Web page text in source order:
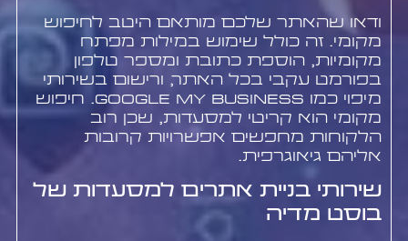
ודאו שהאתר שלכם מותאם היטב לחיפוש
מקומי. זה כולל שימוש במילות מפתח
מקומיות, הוספת כתובת ומספר טלפון
בפורמט עקבי בכל האתר, ורישום בשירותי
מיפוי כמו Google My Business. חיפוש
מקומי הוא קריטי למסעדות, שכן רוב
הלקוחות מחפשים אפשרויות קרובות
אליהם גיאוגרפית.
שירותי בניית אתרים למסעדות של
בוסט מדיה